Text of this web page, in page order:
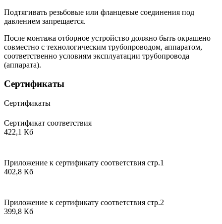
Подтягивать резьбовые или фланцевые соединения под
давлением запрещается.
После монтажа отборное устройство должно быть окрашено
совместно с технологическим трубопроводом, аппаратом,
соответственно условиям эксплуатации трубопровода
(аппарата).
Сертификаты
Сертификаты
Сертификат соответствия
422,1 Кб
Приложение к сертификату соответствия стр.1
402,8 Кб
Приложение к сертификату соответствия стр.2
399,8 Кб